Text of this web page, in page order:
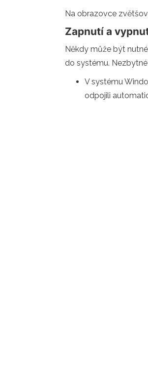
Na obrazovce
Zapnutí a
Někdy může být
do systému.
V systému
odpojili